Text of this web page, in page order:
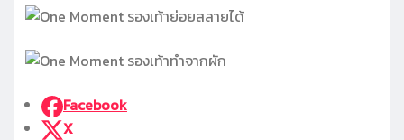
Facebook
X